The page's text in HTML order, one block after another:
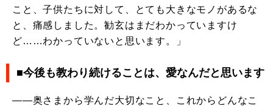
こと、子供たちに対して、とても大きなモノがあるな
と、痛感しました。勧玄はまだわかっていますけ
ど……わかっていないと思います。」
■今後も教わり続けることは、愛なんだと思います
――奥さまから学んだ大切なこと、これからどんなこ